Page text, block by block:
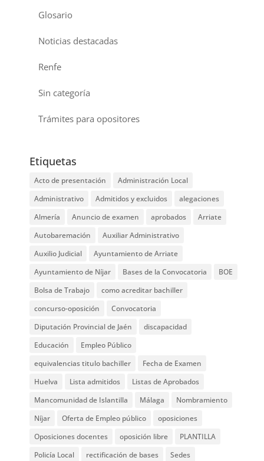
Glosario
Noticias destacadas
Renfe
Sin categoría
Trámites para opositores
Etiquetas
Acto de presentación
Administración Local
Administrativo
Admitidos y excluidos
alegaciones
Almería
Anuncio de examen aprobados
Arriate
Autobaremación
Auxiliar Administrativo
Auxilio Judicial
Ayuntamiento de Arriate
Ayuntamiento de Níjar
Bases de la Convocatoria
BOE
Bolsa de Trabajo
como acreditar bachiller
concurso-oposición
Convocatoria
Diputación Provincial de Jaén
discapacidad
Educación
Empleo Público
equivalencias titulo bachiller
Fecha de Examen
Huelva
Lista admitidos
Listas de Aprobados
Mancomunidad de Islantilla
Málaga
Nombramiento
Níjar
Oferta de Empleo público
oposiciones
Oposiciones docentes
oposición libre
PLANTILLA
Policía Local
rectificación de bases
Sedes